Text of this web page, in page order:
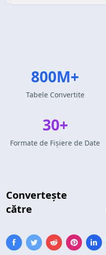
Convertește
către
800M+
Tabele Convertite
30+
Formate de Fișiere de Date